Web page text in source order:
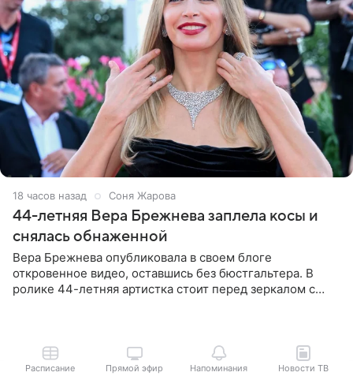
18 часов назад Соня Жарова
44-летняя Вера Брежнева заплела косы и
снялась обнаженной
Вера Брежнева опубликовала в своем блоге
откровенное видео, оставшись без бюстгальтера. В
ролике 44-летняя артистка стоит перед зеркалом с
Расписание Прямой эфир Напоминания Новости ТВ